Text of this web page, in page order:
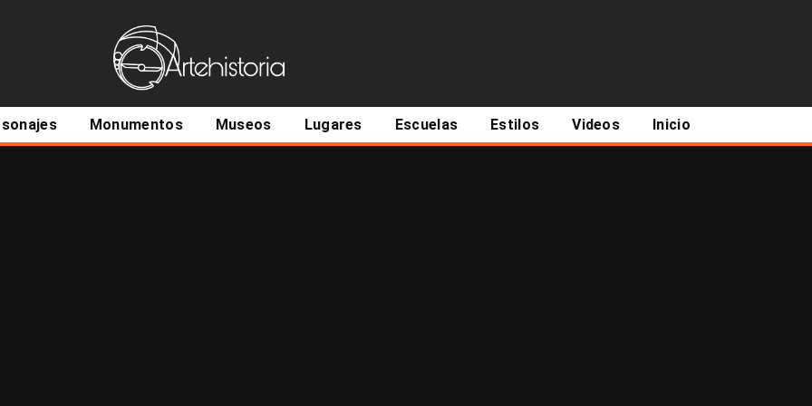
Monumentos Museos Lugares Escuelas Estilos Videos Inicio